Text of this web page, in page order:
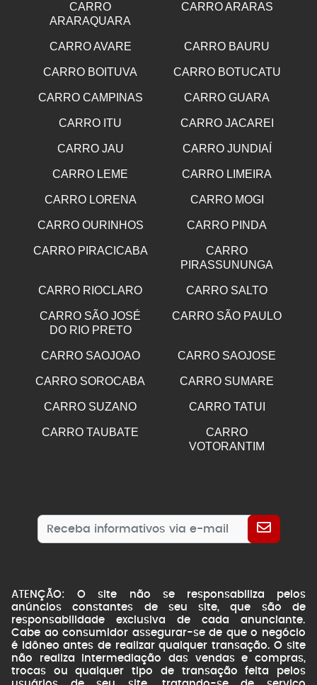
CARRO
ARARAQUARA
CARRO ARARAS
CARRO AVARE CARRO BAURU
CARRO BOITUVA CARRO BOTUCATU
CARRO CAMPINAS CARRO GUARA
CARRO ITU CARRO JACAREI
CARRO JAU CARRO JUNDIAÍ
CARRO LEME CARRO LIMEIRA
CARRO LORENA CARRO MOGI
CARRO OURINHOS CARRO PINDA
CARRO PIRACICABA
CARRO
PIRASSUNUNGA
CARRO RIOCLARO CARRO SALTO
CARRO SÃO JOSÉ
DO RIO PRETO
CARRO SÃO PAULO
CARRO SAOJOAO CARRO SAOJOSE
CARRO SOROCABA CARRO SUMARE
CARRO SUZANO CARRO TATUI
CARRO TAUBATE
CARRO
VOTORANTIM
ATENÇÃO: O site não se responsabiliza pelos
anúncios constantes de seu site, que são de
responsabilidade exclusiva de cada anunciante.
Cabe ao consumidor assegurar-se de que o negócio
é idôneo antes de realizar qualquer transação. O site
não realiza intermediação das vendas e compras,
trocas ou qualquer tipo de transação feita pelos